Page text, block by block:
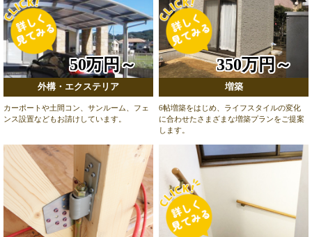
50万円～
外構・エクステリア
カーポートや土間コン、サンルーム、フェ
ンス設置などもお請けしています。
350万円～
増築
6帖増築をはじめ、ライフスタイルの変化
に合わせたさまざまな増築プランをご提案
します。